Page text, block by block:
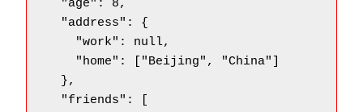
  "age": 8,
  "address": {
    "work": null,
    "home": ["Beijing", "China"]
  },
  "friends": [